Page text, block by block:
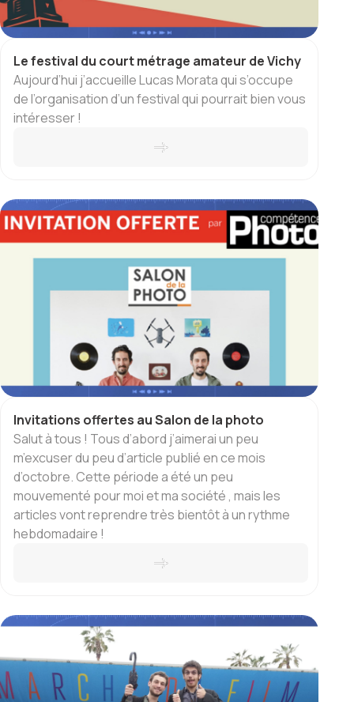
Le festival du court métrage amateur de Vichy
Aujourd’hui j’accueille Lucas Morata qui s’occupe
de l’organisation d’un festival qui pourrait bien vous
intéresser !
Invitations offertes au Salon de la photo
Salut à tous ! Tous d’abord j’aimerai un peu
m’excuser du peu d’article publié en ce mois
d’octobre. Cette période a été un peu
mouvementé pour moi et ma société , mais les
articles vont reprendre très bientôt à un rythme
hebdomadaire !